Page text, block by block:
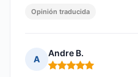
Opinión traducida
A
Andre B.
Nota: 5 de 5